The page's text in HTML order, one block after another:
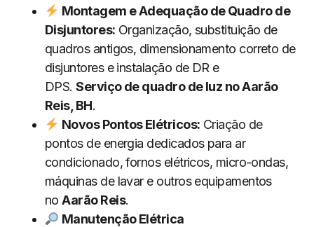
Montagem e Adequação de Quadro de
Disjuntores: Organização, substituição de
quadros antigos, dimensionamento correto de
disjuntores e instalação de DR e
DPS.Serviço de quadro de luz no Aarão
Reis, BH.
Novos Pontos Elétricos: Criação de
pontos de energia dedicados para ar
condicionado, fornos elétricos, micro-ondas,
máquinas de lavar e outros equipamentos
noAarão Reis.
Manutenção Elétrica